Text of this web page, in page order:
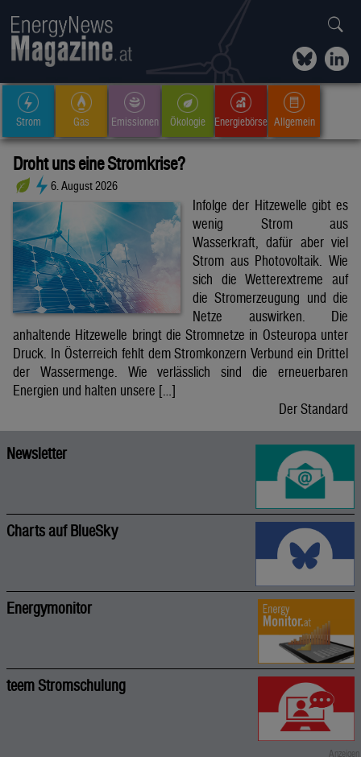
Strom Gas Emissionen Ökologie Energiebörse Allgemein
Droht uns eine Stromkrise?
6. August 2026
Infolge der Hitzewelle gibt es
wenig Strom aus
Wasserkraft, dafür aber viel
Strom aus Photovoltaik. Wie
sich die Wetterextreme auf
die Stromerzeugung und die
Netze auswirken. Die
anhaltende Hitzewelle bringt die Stromnetze in Osteuropa unter
Druck. In Österreich fehlt dem Stromkonzern Verbund ein Drittel
der Wassermenge. Wie verlässlich sind die erneuerbaren
Energien und halten unsere […]
Der Standard
Newsletter
Charts auf BlueSky
Energymonitor
teem Stromschulung